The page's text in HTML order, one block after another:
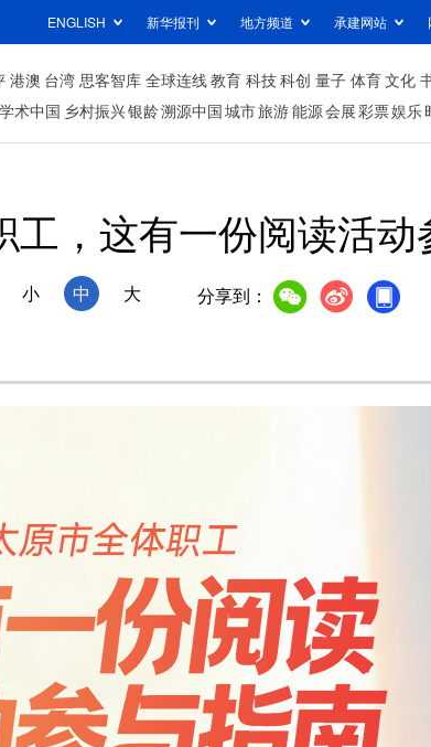
ENGLISH 新华报刊 地方频道 承建网站
港澳 台湾 思客智库 全球连线教育 科技科创 量子 体育文化
学术中国 乡村振兴银龄溯源中国城市旅游能源会展彩票娱乐
工，这有一份阅读活动
小 中 大 分享到：